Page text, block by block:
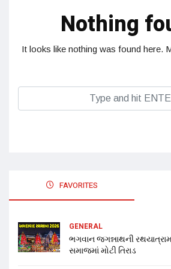
Nothing
It looks like nothing was found here.
FAVORITES
GENERAL
ભગવાન જગન્નાથની
સમાજમાં મોટી તિરાડ